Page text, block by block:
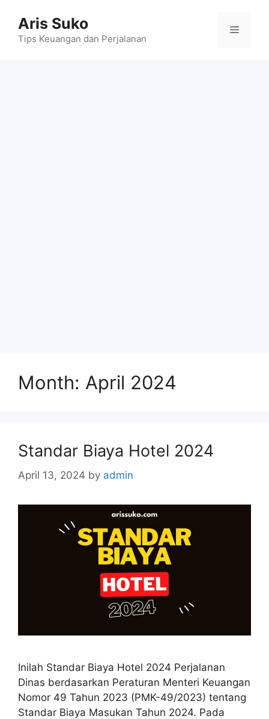
content
Aris Suko
Tips Keuangan dan Perjalanan
Menu
Month: April 2024
Standar Biaya Hotel 2024
April 13, 2024 by admin
Inilah Standar Biaya Hotel 2024 Perjalanan
Dinas berdasarkan Peraturan Menteri Keuangan
Nomor 49 Tahun 2023 (PMK-49/2023) tentang
Standar Biaya Masukan Tahun 2024. Pada